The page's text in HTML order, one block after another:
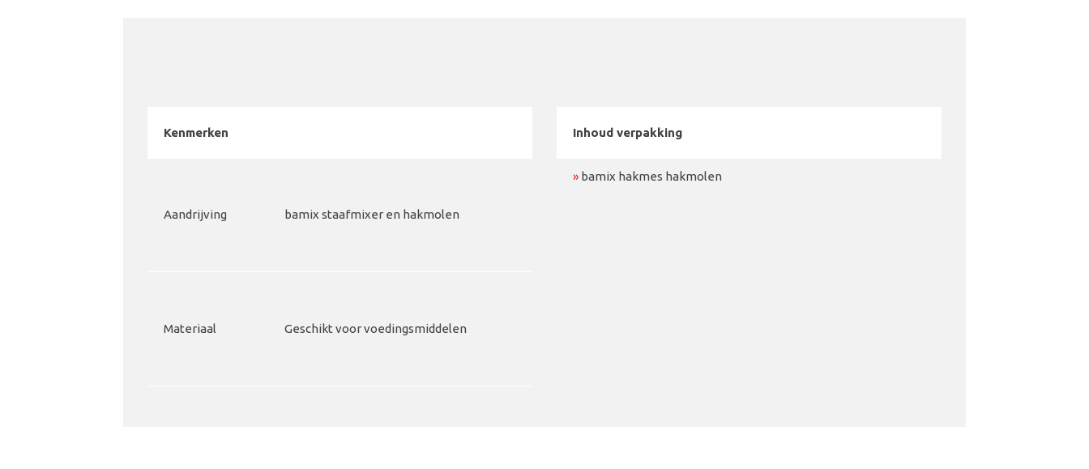
Kenmerken
Aandrijving bamix staafmixer en hakmolen
Materiaal Geschikt voor voedingsmiddelen
Inhoud verpakking
» bamix hakmes hakmolen